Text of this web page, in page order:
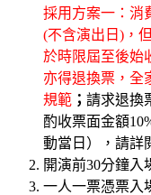
採用方案一：消
(不含演出日)，
於時限屆至後始
亦得退換票，全
規範 ； 請求退換
酌收票面金額
動當日），請詳
開演前30分鐘入
一人一票憑票入